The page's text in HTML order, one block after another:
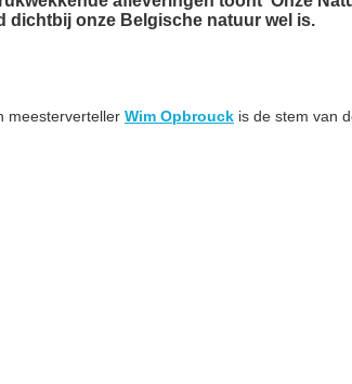
dichtbij onze Belgische natuur wel is.
meesterverteller Wim Opbrouck is de stem van